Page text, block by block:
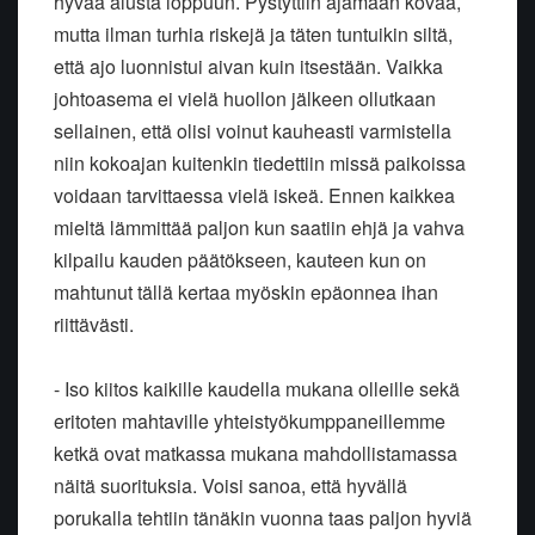
mutta ilman turhia riskejä ja täten tuntuikin siltä,
että ajo luonnistui aivan kuin itsestään. Vaikka
johtoasema ei vielä huollon jälkeen ollutkaan
sellainen, että olisi voinut kauheasti varmistella
niin kokoajan kuitenkin tiedettiin missä paikoissa
voidaan tarvittaessa vielä iskeä. Ennen kaikkea
mieltä lämmittää paljon kun saatiin ehjä ja vahva
kilpailu kauden päätökseen, kauteen kun on
mahtunut tällä kertaa myöskin epäonnea ihan
riittävästi.
- Iso kiitos kaikille kaudella mukana olleille sekä
eritoten mahtaville yhteistyökumppaneillemme
ketkä ovat matkassa mukana mahdollistamassa
näitä suorituksia. Voisi sanoa, että hyvällä
porukalla tehtiin tänäkin vuonna taas paljon hyviä